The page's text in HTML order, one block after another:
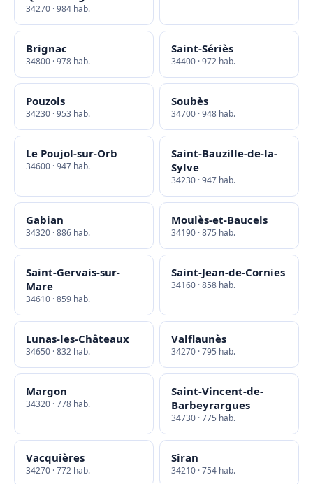
34270 · 984 hab.
Brignac
34800 · 978 hab.
Saint-Sériès
34400 · 972 hab.
Pouzols
34230 · 953 hab.
Soubès
34700 · 948 hab.
Le Poujol-sur-Orb
34600 · 947 hab.
Saint-Bauzille-de-la-
Sylve
34230 · 947 hab.
Gabian
34320 · 886 hab.
Moulès-et-Baucels
34190 · 875 hab.
Saint-Gervais-sur-
Mare
34610 · 859 hab.
Saint-Jean-de-Cornies
34160 · 858 hab.
Lunas-les-Châteaux
34650 · 832 hab.
Valflaunès
34270 · 795 hab.
Margon
34320 · 778 hab.
Saint-Vincent-de-
Barbeyrargues
34730 · 775 hab.
Vacquières
34270 · 772 hab.
Siran
34210 · 754 hab.